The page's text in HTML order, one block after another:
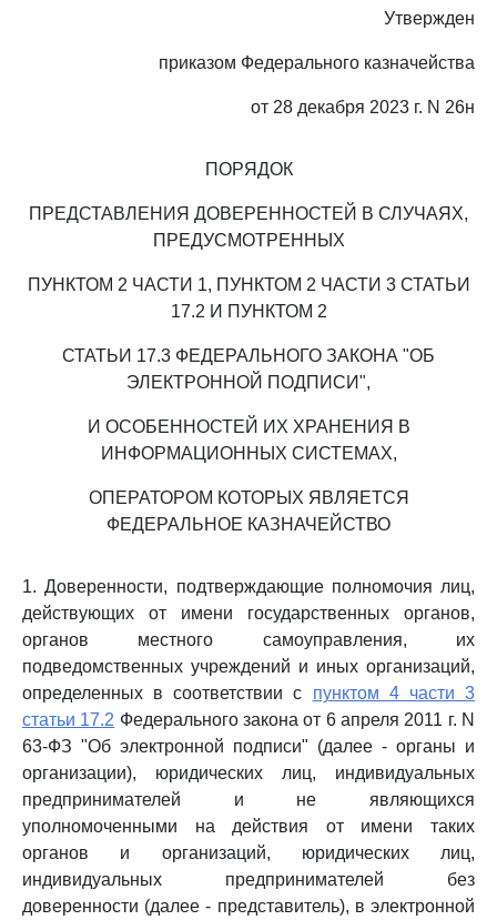
Утвержден
приказом Федерального казначейства
от 28 декабря 2023 г. N 26н
ПОРЯДОК
ПРЕДСТАВЛЕНИЯ ДОВЕРЕННОСТЕЙ В СЛУЧАЯХ,
ПРЕДУСМОТРЕННЫХ
ПУНКТОМ 2 ЧАСТИ 1, ПУНКТОМ 2 ЧАСТИ 3 СТАТЬИ
17.2 И ПУНКТОМ 2
СТАТЬИ 17.3 ФЕДЕРАЛЬНОГО ЗАКОНА "ОБ
ЭЛЕКТРОННОЙ ПОДПИСИ",
И ОСОБЕННОСТЕЙ ИХ ХРАНЕНИЯ В
ИНФОРМАЦИОННЫХ СИСТЕМАХ,
ОПЕРАТОРОМ КОТОРЫХ ЯВЛЯЕТСЯ
ФЕДЕРАЛЬНОЕ КАЗНАЧЕЙСТВО
1. Доверенности, подтверждающие полномочия лиц,
действующих от имени государственных органов,
органов местного самоуправления, их
подведомственных учреждений и иных организаций,
определенных в соответствии с пунктом 4 части 3
статьи 17.2 Федерального закона от 6 апреля 2011 г. N
63-ФЗ "Об электронной подписи" (далее - органы и
организации), юридических лиц, индивидуальных
предпринимателей и не являющихся
уполномоченными на действия от имени таких
органов и организаций, юридических лиц,
индивидуальных предпринимателей без
доверенности (далее - представитель), в электронной